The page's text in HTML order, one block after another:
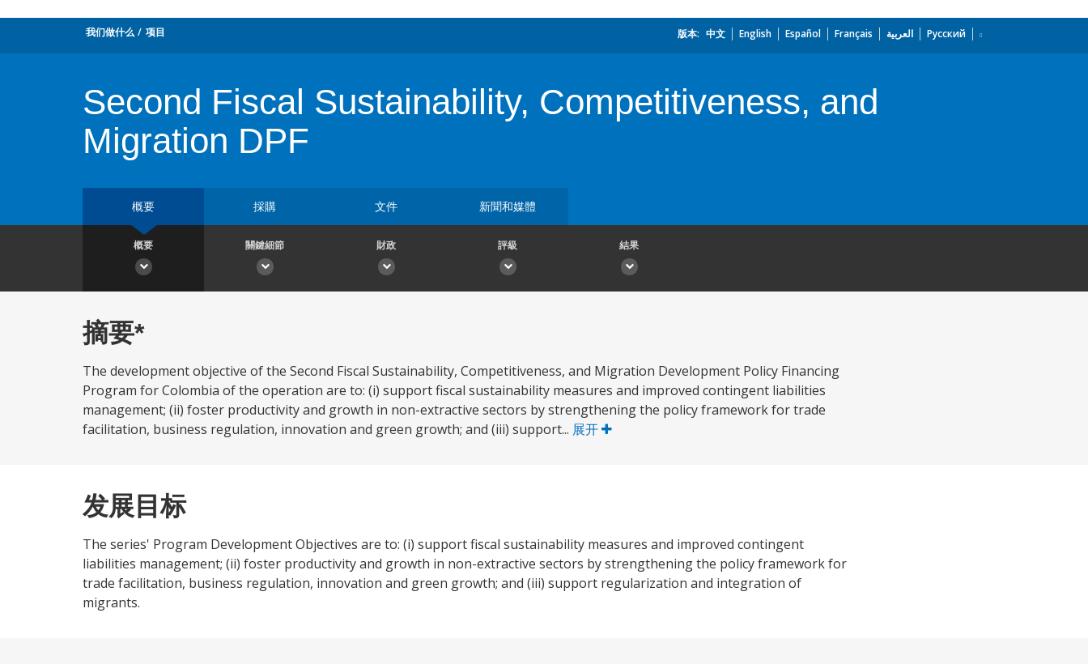
我们做什么 项目 版本: 中文 English Español Français العربية Русский
Second Fiscal Sustainability, Competitiveness, and
Migration DPF
概要 採購 文件 新聞和媒體
概要 關鍵細節 財政 評級 結果
摘要*
The development objective of the Second Fiscal Sustainability, Competitiveness, and Migration Development Policy Financing
Program for Colombia of the operation are to: (i) support fiscal sustainability measures and improved contingent liabilities
management; (ii) foster productivity and growth in non-extractive sectors by strengthening the policy framework for trade
facilitation, business regulation, innovation and green growth; and (iii) support... 展开
发展目标
The series' Program Development Objectives are to: (i) support fiscal sustainability measures and improved contingent
liabilities management; (ii) foster productivity and growth in non-extractive sectors by strengthening the policy framework for
trade facilitation, business regulation, innovation and green growth; and (iii) support regularization and integration of
migrants.